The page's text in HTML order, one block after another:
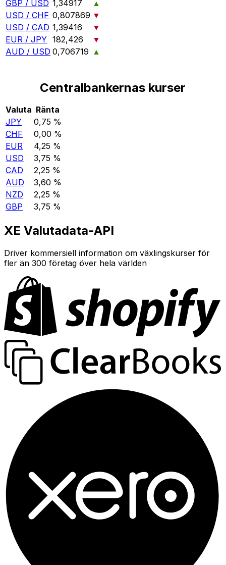
GBP / USD 1,34917
▲
USD / CHF 0,807869 ▼
USD / CAD 1,39416
▼
EUR / JPY 182,426
▼
AUD / USD 0,706719 ▲
Centralbankernas kurser
Valuta Ränta
JPY
0,75 %
CHF
0,00 %
EUR
4,25 %
USD
3,75 %
CAD
2,25 %
AUD
3,60 %
NZD
2,25 %
GBP
3,75 %
XE Valutadata-API
Driver kommersiell information om växlingskurser för
fler än 300 företag över hela världen